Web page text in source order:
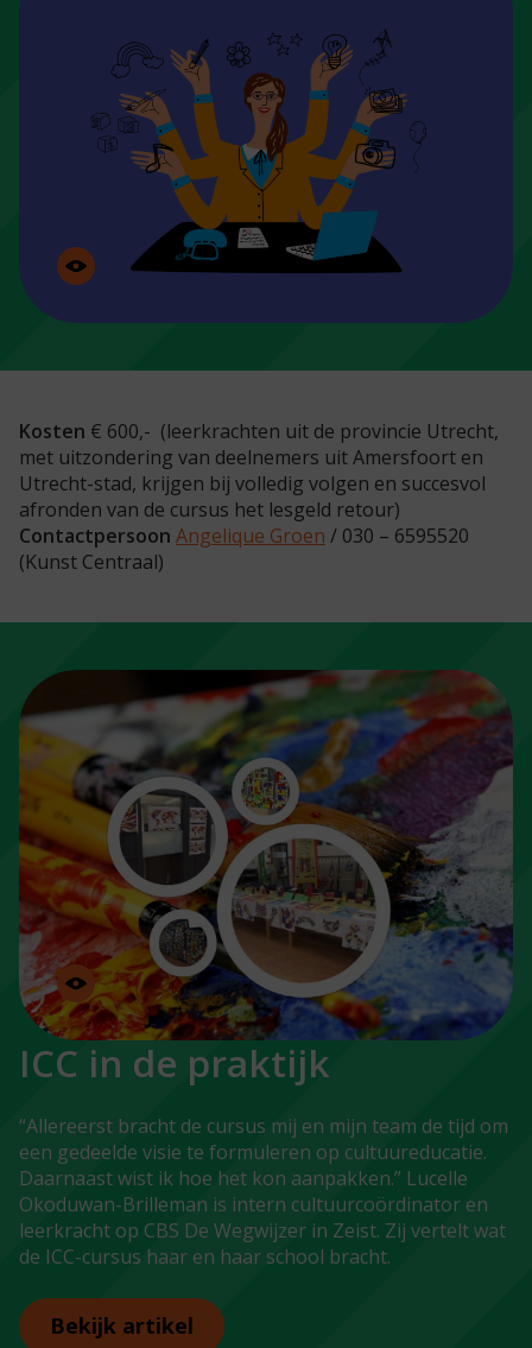
Kosten € 600,- (leerkrachten uit de provincie Utrecht,
met uitzondering van deelnemers uit Amersfoort en
Utrecht-stad, krijgen bij volledig volgen en succesvol
afronden van de cursus het lesgeld retour)
Contactpersoon Angelique Groen / 030 – 6595520
(Kunst Centraal)
ICC in de praktijk
“Allereerst bracht de cursus mij en mijn team de tijd om
een gedeelde visie te formuleren op cultuureducatie.
Daarnaast wist ik hoe het kon aanpakken.” Lucelle
Okoduwan-Brilleman is intern cultuurcoördinator en
leerkracht op CBS De Wegwijzer in Zeist. Zij vertelt wat
de ICC-cursus haar en haar school bracht.
Bekijk artikel